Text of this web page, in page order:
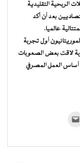
الربحية التقليدية
بعد أن أكد
عالميا.
أول تجربة
لاقت بعض الصعوبات
أساس العمل المصرفي
الإلكتروني